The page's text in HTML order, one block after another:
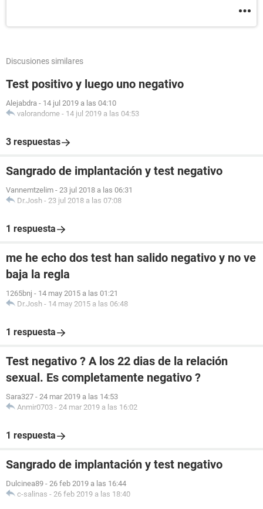
Discusiones similares
Test positivo y luego uno negativo
Alejabdra - 14 jul 2019 a las 04:10
valorandome - 14 jul 2019 a las 04:53
3 respuestas
Sangrado de implantación y test negativo
Vannemtzelim - 23 jul 2018 a las 06:31
Dr.Josh - 23 jul 2018 a las 07:08
1 respuesta
me he echo dos test han salido negativo y no ve
baja la regla
1265bnj - 14 may 2015 a las 01:21
Dr.Josh - 14 may 2015 a las 06:48
1 respuesta
Test negativo ? A los 22 dias de la relación
sexual. Es completamente negativo ?
Sara327 - 24 mar 2019 a las 14:53
Anmir0703 - 24 mar 2019 a las 16:02
1 respuesta
Sangrado de implantación y test negativo
Dulcinea89 - 26 feb 2019 a las 16:44
c-salinas - 26 feb 2019 a las 18:40